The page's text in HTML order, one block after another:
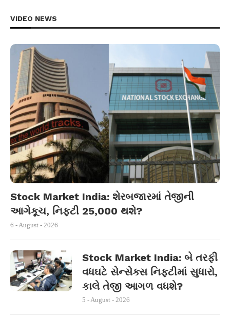
VIDEO NEWS
Stock Market India: શેરબજારમાં તેજીની
આગેકૂચ, નિફ્ટી 25,000 થશે?
6 - August - 2026
Stock Market India: બે તરફી
વધઘટે સેન્સેક્સ નિફ્ટીમાં સુધારો,
કાલે તેજી આગળ વધશે?
5 - August - 2026